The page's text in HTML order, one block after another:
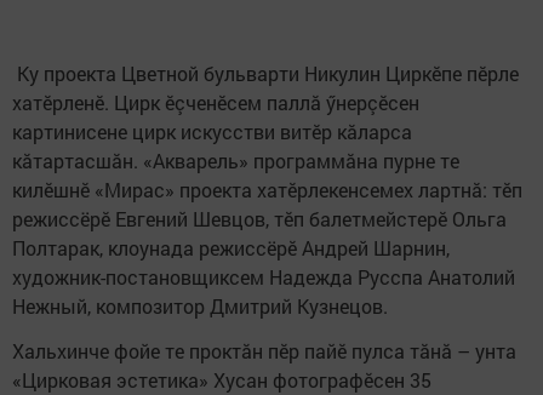
Ку проекта Цветной бульварти Никулин Циркӗпе пӗрле
хатӗрленӗ. Цирк ӗçченӗсем паллă ӳнерçӗсен
картинисене цирк искусстви витӗр кăларса
кăтартасшăн. «Акварель» программăна пурне те
килӗшнӗ «Мирас» проекта хатӗрлекенсемех лартнă: тӗп
режиссёрӗ Евгений Шевцов, тӗп балетмейстерӗ Ольга
Полтарак, клоунада режиссёрӗ Андрей Шарнин,
художник-постановщиксем Надежда Русспа Анатолий
Нежный, композитор Дмитрий Кузнецов.
Хальхинче фойе те проктăн пӗр пайӗ пулса тăнă – унта
«Цирковая эстетика» Хусан фотографӗсен 35